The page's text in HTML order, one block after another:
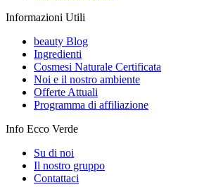
Informazioni Utili
beauty Blog
Ingredienti
Cosmesi Naturale Certificata
Noi e il nostro ambiente
Offerte Attuali
Programma di affiliazione
Info Ecco Verde
Su di noi
Il nostro gruppo
Contattaci